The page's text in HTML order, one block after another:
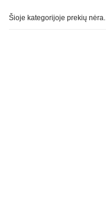
Šioje kategorijoje prekių nėra.